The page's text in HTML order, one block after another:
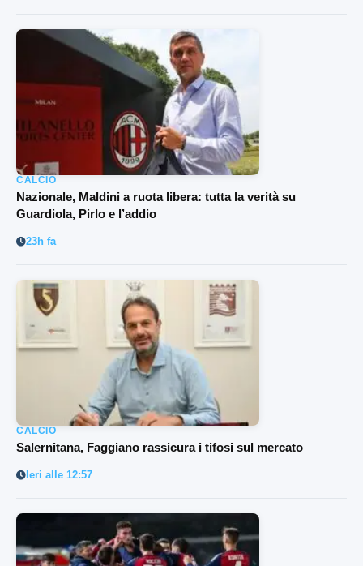
CALCIO
Nazionale, Maldini a ruota libera: tutta la verità su
Guardiola, Pirlo e l’addio
23h fa
CALCIO
Salernitana, Faggiano rassicura i tifosi sul mercato
Ieri alle 12:57